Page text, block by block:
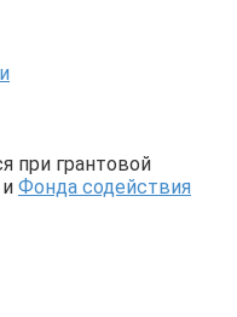
при грантовой
и Фонда содействия